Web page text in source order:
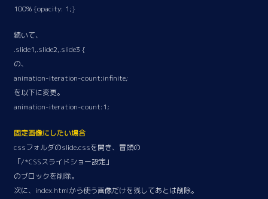
100% {opacity: 1;}
続いて、
.slide1,.slide2,.slide3 {
の、
animation-iteration-count:infinite;
を以下に変更。
animation-iteration-count:1;
固定画像にしたい場合
cssフォルダのslide.cssを開き、冒頭の
「/*CSSスライドショー設定」
のブロックを削除。
次に、index.htmlから使う画像だけを残してあとは削除。